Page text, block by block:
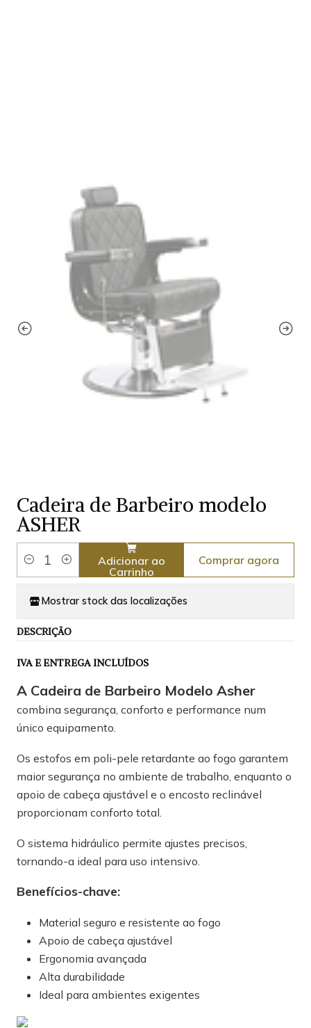
Cadeira de Barbeiro modelo
ASHER
Quantidade
Adicionar ao
Carrinho
Comprar agora
Mostrar stock das localizações
DESCRIÇÃO
IVA E ENTREGA INCLUÍDOS
A Cadeira de Barbeiro Modelo Asher
combina segurança, conforto e performance num
único equipamento.
Os estofos em poli-pele retardante ao fogo garantem
maior segurança no ambiente de trabalho, enquanto o
apoio de cabeça ajustável e o encosto reclinável
proporcionam conforto total.
O sistema hidráulico permite ajustes precisos,
tornando-a ideal para uso intensivo.
Benefícios-chave:
Material seguro e resistente ao fogo
Apoio de cabeça ajustável
Ergonomia avançada
Alta durabilidade
Ideal para ambientes exigentes